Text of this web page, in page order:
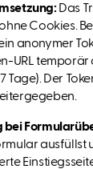
Das
Cookies.
anonymer
URL
Tage). Der
bei
ausfüllst